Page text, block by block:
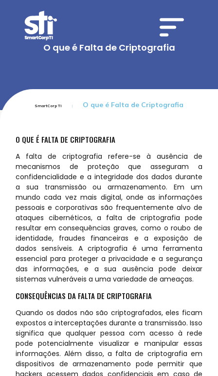
O que é Falta de Criptografia
SmartCorp TI O que é Falta de Criptografia
O QUE É FALTA DE CRIPTOGRAFIA
A falta de criptografia refere-se à ausência de
mecanismos de proteção que asseguram a
confidencialidade e a integridade dos dados durante
a sua transmissão ou armazenamento. Em um
mundo cada vez mais digital, onde as informações
pessoais e corporativas são frequentemente alvo de
ataques cibernéticos, a falta de criptografia pode
resultar em consequências graves, como o roubo de
identidade, fraudes financeiras e a exposição de
dados sensíveis. A criptografia é uma ferramenta
essencial para proteger a privacidade e a segurança
das informações, e a sua ausência pode deixar
sistemas vulneráveis a uma variedade de ameaças.
CONSEQUÊNCIAS DA FALTA DE CRIPTOGRAFIA
Quando os dados não são criptografados, eles ficam
expostos a interceptações durante a transmissão. Isso
significa que qualquer pessoa com acesso à rede
pode potencialmente visualizar e manipular essas
informações. Além disso, a falta de criptografia em
dispositivos de armazenamento pode permitir que